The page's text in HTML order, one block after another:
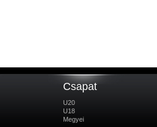
Csapat
U20
U18
Megyei